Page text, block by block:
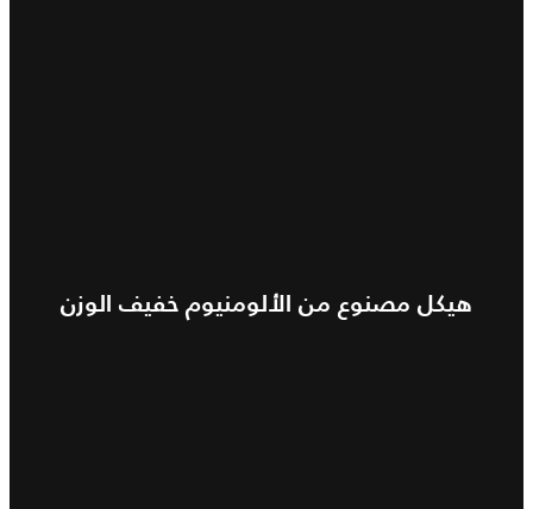
هيكل مصنوع من الألومنيوم خفيف الوزن